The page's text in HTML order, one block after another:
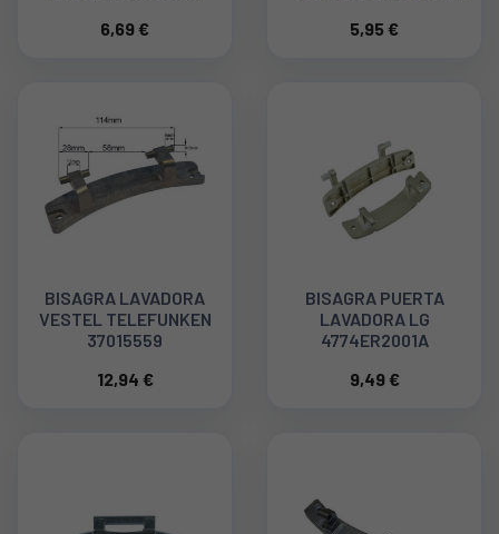
6,69 €
LYNX 74BY0001
5,95 €
BISAGRA LAVADORA
VESTEL TELEFUNKEN
37015559
12,94 €
BISAGRA PUERTA
LAVADORA LG
4774ER2001A
9,49 €